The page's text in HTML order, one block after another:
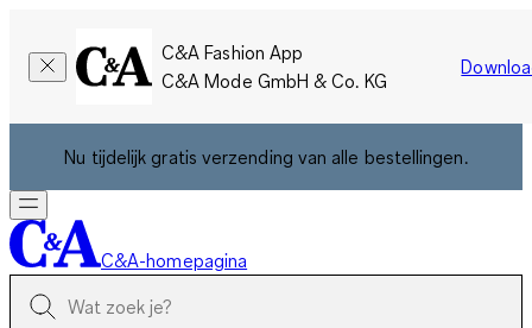
C&A Fashion App
C&A Mode GmbH & Co. KG
Nu tijdelijk gratis verzending van alle bestellingen.
C&A-homepagina